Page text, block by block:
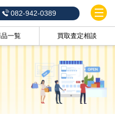
082-942-0389
一覧 買取査定相談